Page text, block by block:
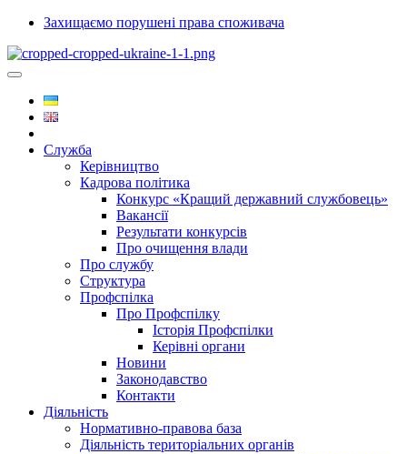
Захищаємо порушені права споживача
Служба
Керівництво
Кадрова політика
Конкурс «Кращий державний службовець»
Вакансії
Результати конкурсів
Про очищення влади
Про службу
Структура
Профспілка
Про Профспілку
Історія Профспілки
Керівні органи
Новини
Законодавство
Контакти
Діяльність
Нормативно-правова база
Діяльність територіальних органів